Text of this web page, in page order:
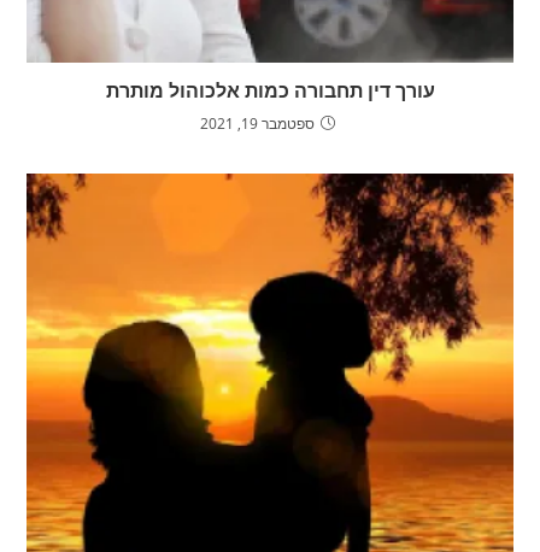
עורך דין תחבורה כמות אלכוהול מותרת
ספטמבר 19, 2021